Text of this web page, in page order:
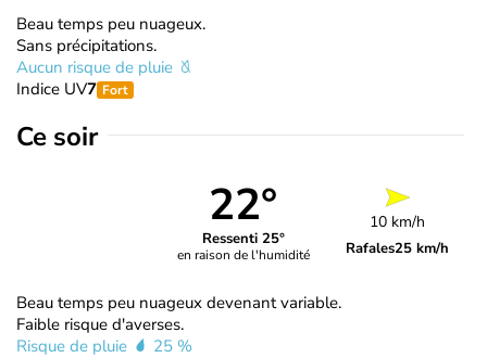
Beau temps peu nuageux.
Sans précipitations.
Aucun risque de pluie
Indice UV7 Fort
Ce soir
22°
Ressenti 25°
en raison de l'humidité
10 km/h
Rafales25 km/h
Beau temps peu nuageux devenant variable.
Faible risque d'averses.
Risque de pluie
25 %